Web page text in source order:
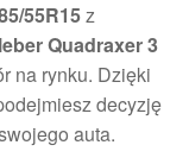
55R15z
Quadraxer 3
na rynku. Dzięki
decyzję
auta.